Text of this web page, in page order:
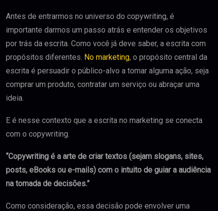
Antes de entrarmos no universo do copywriting, é
importante darmos um passo atrás e entender os objetivos
por trás da escrita. Como você já deve saber, a escrita com
propósitos diferentes. No marketing, o propósito central da
escrita é persuadir o público-alvo a tomar alguma ação, seja
comprar um produto, contratar um serviço ou abraçar uma
ideia.
E é nesse contexto que a escrita no marketing se conecta
com o copywriting.
“Copywriting é a arte de criar textos (sejam slogans, sites,
posts, eBooks ou e-mails) com o intuito de guiar a audiência
na tomada de decisões.”
Como consideração, essa decisão pode envolver uma